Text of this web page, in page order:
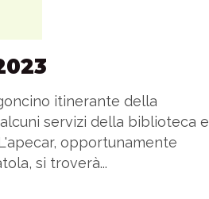
itinerante della
servizi della biblioteca e
opportunamente
si troverà...